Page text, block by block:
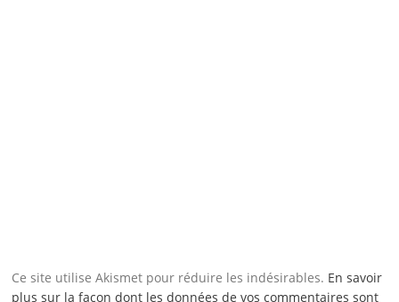
Ce site utilise Akismet pour réduire les indésirables. En savoir
plus sur la façon dont les données de vos commentaires sont